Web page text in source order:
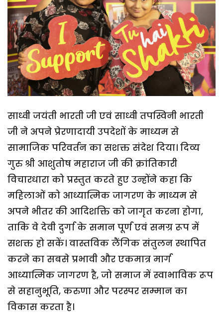
साध्वी जयंती भारती जी एवं साध्वी तपस्विनी भारती
जी ने अपने प्रेरणादायी उपदेशों के माध्यम से
सामाजिक परिवर्तन का सशक्त संदेश दिया। दिव्य
गुरु श्री आशुतोष महाराज जी की क्रांतिकारी
विचारधारा को प्रस्तुत करते हुए उन्होंने कहा कि
महिलाओं को आध्यात्मिक जागरण के माध्यम से
अपने भीतर की आदिशक्ति को जागृत करना होगा,
ताकि वे देवी दुर्गा के समान पूर्ण एवं समग्र रूप में
सशक्त हो सकें। वास्तविक लैंगिक संतुलन स्थापित
करने का सबसे प्रभावी और एकमात्र मार्ग
आध्यात्मिक जागरण है, जो समाज में स्वाभाविक रूप
से सहानुभूति, करुणा और परस्पर सम्मान का
विकास करता है।